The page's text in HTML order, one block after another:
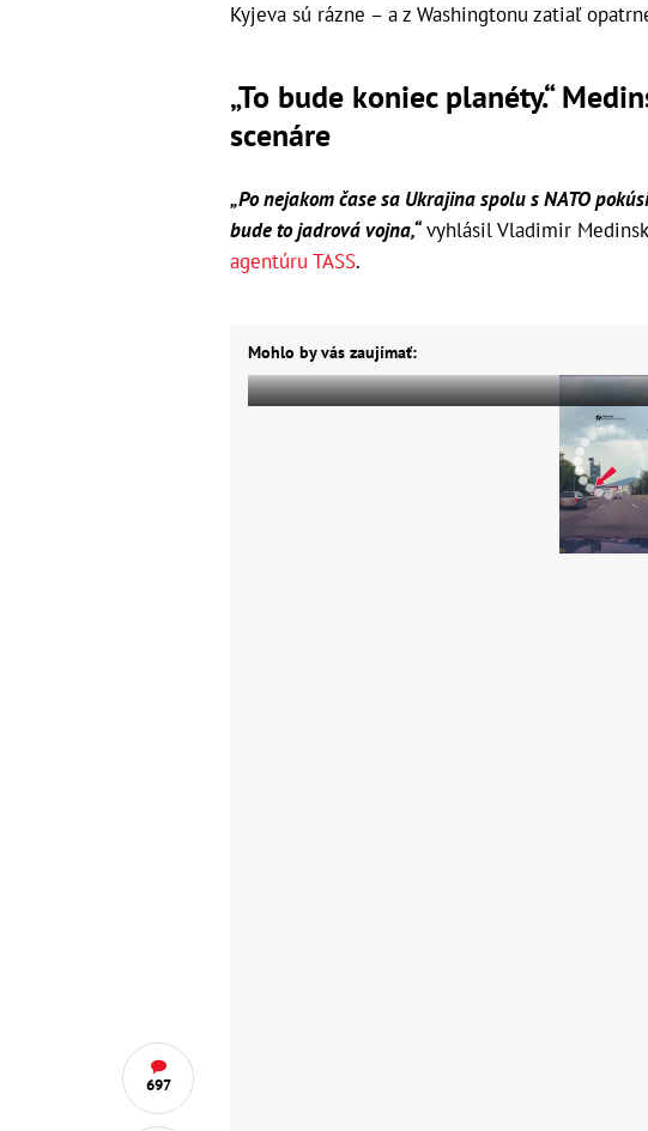
697
Kyjeva sú rázne – a z Washingtonu zatiaľ
„To bude koniec planéty.“
scenáre
„Po nejakom čase sa Ukrajina spolu s NATO
bude to jadrová vojna,“vyhlásil Vladimir
agentúru TASS.
Mohlo by vás zaujímať: